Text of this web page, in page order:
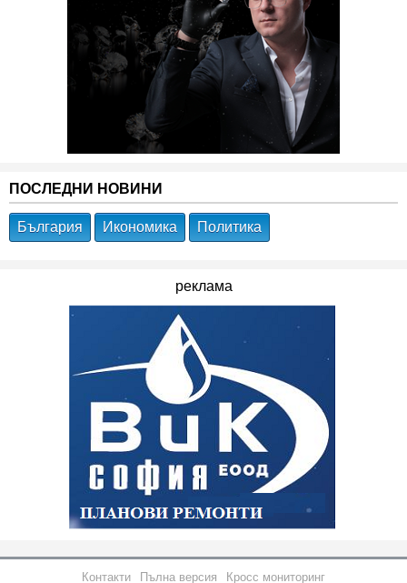
ПОСЛЕДНИ НОВИНИ
България Икономика Политика
реклама
Контакти Пълна версия Кросс мониторинг